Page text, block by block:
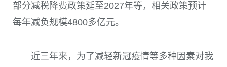
部分减税降费政策延至2027年等，相关政策预计
每年减负规模4800多亿元。
近三年来，为了减轻新冠疫情等多种因素对我